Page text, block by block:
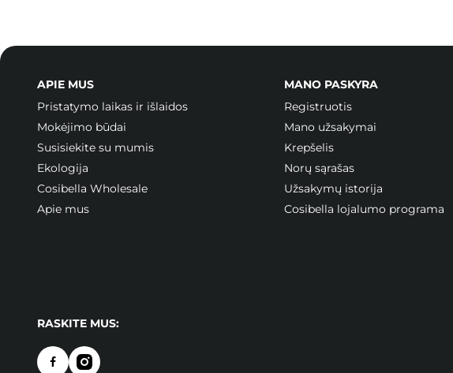
APIE MUS
Pristatymo laikas ir išlaidos
Mokėjimo būdai
Susisiekite su mumis
Ekologija
Cosibella Wholesale
Apie mus
MANO PASKYRA
Registruotis
Mano užsakymai
Krepšelis
Norų sąrašas
Užsakymų istorija
Cosibella lojalumo programa
RASKITE MUS: